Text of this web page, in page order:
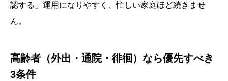
認する」運用になりやすく、忙しい家庭ほど続きませ
ん。
高齢者（外出・通院・徘徊）なら優先すべき
3条件